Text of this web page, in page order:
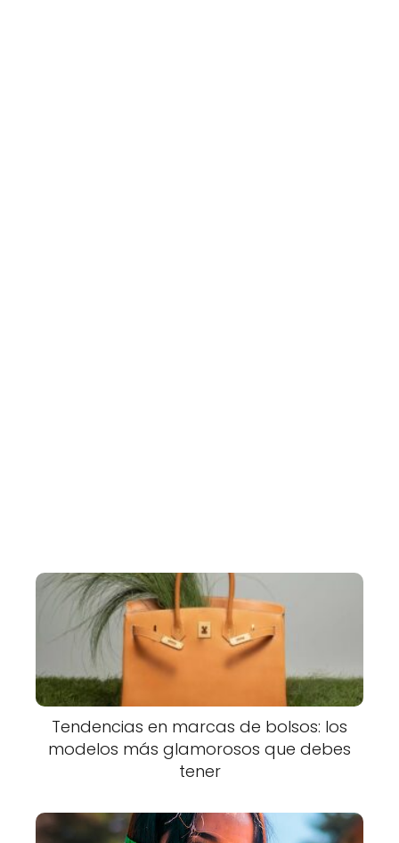
Tendencias en marcas de bolsos: los
modelos más glamorosos que debes
tener